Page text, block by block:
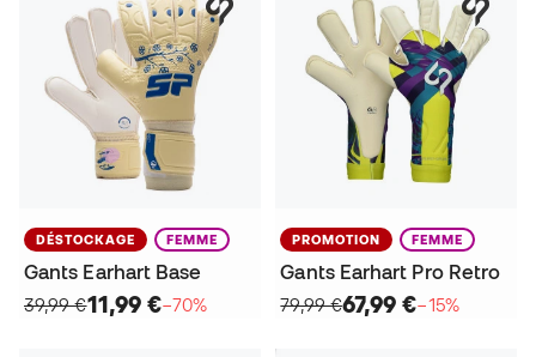
DÉSTOCKAGE FEMME
Gants Earhart Base
39,99 €11,99 €−70%
PROMOTION FEMME
Gants Earhart Pro Retro
79,99 €67,99 €−15%